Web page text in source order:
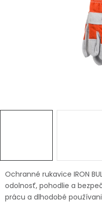
Ochranné pracovné
Servis náradia
Doprava a platba
Ochranné rukavice IRON
odolnosť, pohodlie a
prácu a dlhodobé